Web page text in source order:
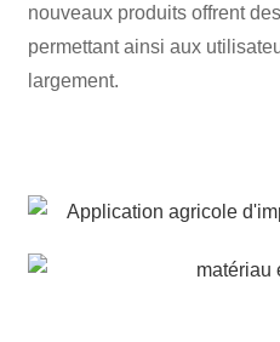
nouveaux produits offrent
permettant ainsi aux
largement.